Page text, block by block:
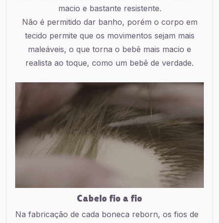
macio e bastante resistente.
Não é permitido dar banho, porém o corpo em
tecido permite que os movimentos sejam mais
maleáveis, o que torna o bebê mais macio e
realista ao toque, como um bebê de verdade.
Cabelo fio a fio
Na fabricação de cada boneca reborn, os fios de